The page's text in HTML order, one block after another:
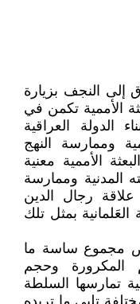
إلى النجف بزيارة
الأممية تكمن في
الدولة العراقية
وممارسة النهج
الأممية معنية
المدنية وممارسة
علاقة رجال الدين
بمثل تلك
مجموع ساسة ما
المكرورة وحجم
تمارسها السلطة